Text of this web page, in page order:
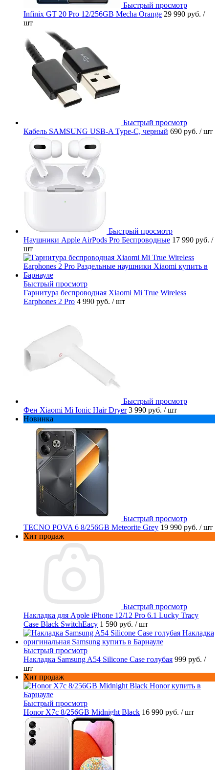
Быстрый просмотр
Infinix GT 20 Pro 12/256GB Mecha Orange 29 990 руб. /
шт
Быстрый просмотр
Кабель SAMSUNG USB-A Type-C, черный 690 руб. / шт
Быстрый просмотр
Наушники Apple AirPods Pro Беспроводные 17 990 руб. /
шт
Быстрый просмотр
Гарнитура беспроводная Xiaomi Mi True Wireless
Earphones 2 Pro 4 990 руб. / шт
Быстрый просмотр
Фен Xiaomi Mi Ionic Hair Dryer 3 990 руб. / шт
Новинка
Быстрый просмотр
TECNO POVA 6 8/256GB Meteorite Grey 19 990 руб. / шт
Хит продаж
Быстрый просмотр
Накладка для Apple iPhone 12/12 Pro 6.1 Lucky Tracy
Case Black SwitchEacy 1 590 руб. / шт
Быстрый просмотр
Накладка Samsung A54 Silicone Case голубая 999 руб. /
шт
Хит продаж
Быстрый просмотр
Honor X7c 8/256GB Midnight Black 16 990 руб. / шт